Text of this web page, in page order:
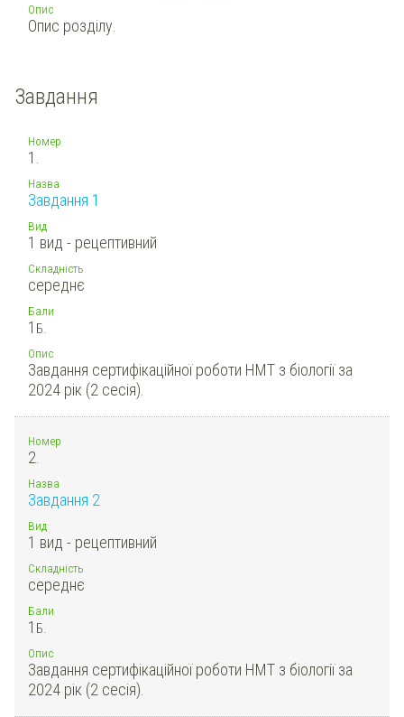
Опис
Опис розділу.
Завдання
Номер
1.
Назва
Завдання 1
Вид
1 вид - рецептивний
Складність
середнє
Бали
1 Б.
Опис
Завдання сертифікаційної роботи НМТ з біології за
2024 рік (2 сесія).
Номер
2.
Назва
Завдання 2
Вид
1 вид - рецептивний
Складність
середнє
Бали
1 Б.
Опис
Завдання сертифікаційної роботи НМТ з біології за
2024 рік (2 сесія).